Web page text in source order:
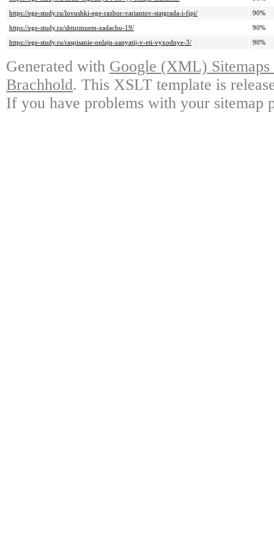
https://ege-study.ru/lovushki-ege-razbor-variantov-statgrada-i-fipi/
90%
https://ege-study.ru/shturmuem-zadachu-19/
90%
https://ege-study.ru/raspisanie-onlajn-zanyatij-v-eti-vyxodnye-3/
90%
Generated with Google (XML)
Brachhold. This XSLT template is
If you have problems with your sitemap